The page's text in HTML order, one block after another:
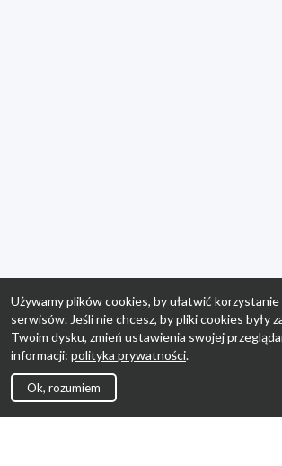
Używamy plików cookies, by ułatwić korzystanie
serwisów. Jeśli nie chcesz, by pliki cookies były
Twoim dysku, zmień ustawienia swojej
informacji: polityka prywatności.
Ok, rozumiem